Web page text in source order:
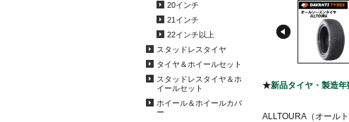
20インチ
21インチ
22インチ以上
スタッドレスタイヤ
タイヤ＆ホイールセット
スタッドレスタイヤ＆ホ
イールセット
ホイール＆ホイールカバ
ー
★新品タイヤ・製造年
ALLTOURA（オール